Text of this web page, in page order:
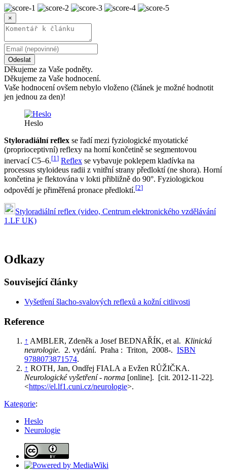
×
Odeslat
Děkujeme za Vaše podněty.
Děkujeme za Vaše hodnocení.
Vaše hodnocení ovšem nebylo vloženo (článek je možné hodnotit
jen jednou za den)!
Heslo
Styloradiální reflex se řadí mezi fyziologické myotatické
(proprioceptivní) reflexy na horní končetině se segmentovou
inervací C5–6.[1 ] Reflex se vybavuje poklepem kladívka na
processus styloideus radii z vnitřní strany předloktí (ne shora). Horní
končetina je flektována v lokti přibližně do 90°. Fyziologickou
odpovědí je přiměřená pronace předloktí.[2]
Styloradiální reflex (video, Centrum elektronického vzdělávání
1.LF UK)
Odkazy
Související články
Vyšetření šlacho-svalových reflexů a kožní citlivosti
Reference
↑ AMBLER, Zdeněk a Josef BEDNAŘÍK, et al. Klinická
neurologie. 2. vydání. Praha : Triton, 2008-. ISBN
9788073871574.
↑ ROTH, Jan, Ondřej FIALA a Evžen RŮŽIČKA.
Neurologické vyšetření - norma [online]. [cit. 2012-11-22].
<https://el.lf1.cuni.cz/neurologie>.
Kategorie:
Heslo
Neurologie